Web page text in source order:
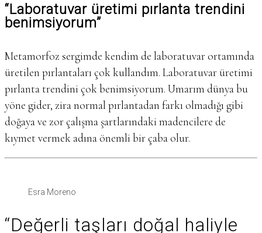
“Laboratuvar üretimi pırlanta trendini
benimsiyorum”
Metamorfoz sergimde kendim de laboratuvar ortamında
üretilen pırlantaları çok kullandım. Laboratuvar üretimi
pırlanta trendini çok benimsiyorum. Umarım dünya bu
yöne gider, zira normal pırlantadan farkı olmadığı gibi
doğaya ve zor çalışma şartlarındaki madencilere de
kıymet vermek adına önemli bir çaba olur.
Esra Moreno
‘‘Değerli taşları doğal haliyle